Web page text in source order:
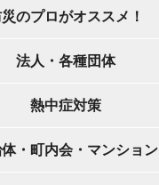
災のプロがオススメ！
法人・各種団体
熱中症対策
体・町内会・マンション